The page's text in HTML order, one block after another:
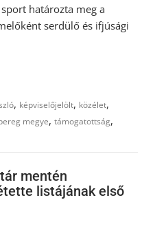
határozta meg a
serdülő és ifjúsági
, képviselőjelölt, közélet,
megye,támogatottság,
mentén
listájának első